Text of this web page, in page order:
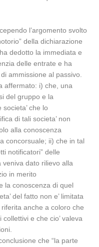
l’argomento svolto
della dichiarazione
dedotto la immediata e
delle entrate e ha
ammissione al passivo.
affermato: i) che, una
del gruppo e la
che lo
di tali societa’ non
alla conoscenza
concorsuale; ii) che in tal
notificatori” delle
dato rilievo alla
in merito
la conoscenza di quel
del fatto non e’ limitata
anche a coloro che
e che cio’ valeva
che “la parte